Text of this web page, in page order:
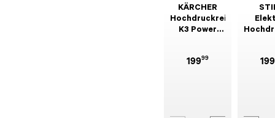
KÄRCHER
Hochdruckreiniger
K3 Power
19999 199